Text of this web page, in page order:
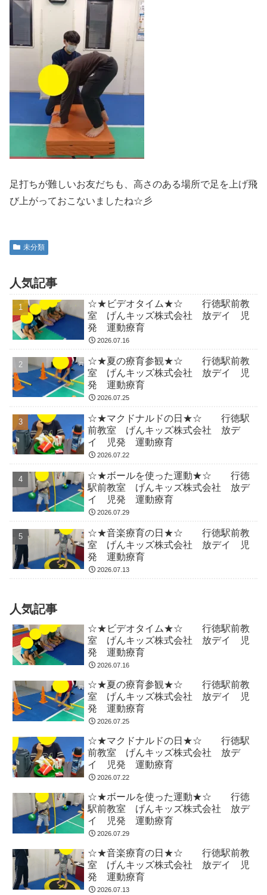
足打ちが難しいお友だちも、高さのある場所で足を上げ飛
び上がっておこないましたね☆彡
未分類
人気記事
☆★ビデオタイム★☆ 行徳駅前教
室 げんキッズ株式会社 放デイ 児
発 運動療育
2026.07.16
☆★夏の療育参観★☆ 行徳駅前教
室 げんキッズ株式会社 放デイ 児
発 運動療育
2026.07.25
☆★マクドナルドの日★☆ 行徳駅
前教室 げんキッズ株式会社 放デ
イ 児発 運動療育
2026.07.22
☆★ボールを使った運動★☆ 行徳
駅前教室 げんキッズ株式会社 放デ
イ 児発 運動療育
2026.07.29
☆★音楽療育の日★☆ 行徳駅前教
室 げんキッズ株式会社 放デイ 児
発 運動療育
2026.07.13
人気記事
☆★ビデオタイム★☆ 行徳駅前教
室 げんキッズ株式会社 放デイ 児
発 運動療育
2026.07.16
☆★夏の療育参観★☆ 行徳駅前教
室 げんキッズ株式会社 放デイ 児
発 運動療育
2026.07.25
☆★マクドナルドの日★☆ 行徳駅
前教室 げんキッズ株式会社 放デ
イ 児発 運動療育
2026.07.22
☆★ボールを使った運動★☆ 行徳
駅前教室 げんキッズ株式会社 放デ
イ 児発 運動療育
2026.07.29
☆★音楽療育の日★☆ 行徳駅前教
室 げんキッズ株式会社 放デイ 児
発 運動療育
2026.07.13